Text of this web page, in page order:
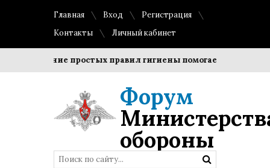
Главная Вход
Регистрация
Контакты
Личный кабинет
Соблюдение простых правил гигиены помогает сохранить
Форум
обороны